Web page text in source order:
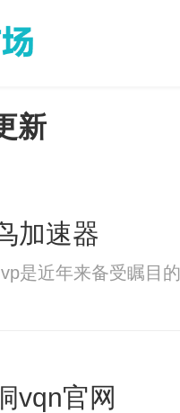
新
加速器
是近年来备受瞩目
vqn官网